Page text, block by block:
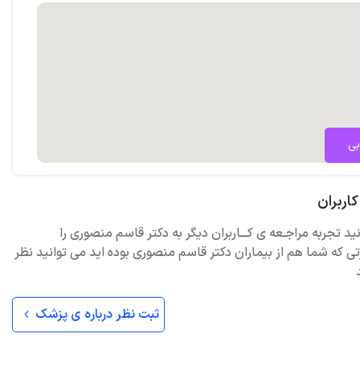
تجربه مراجـعه ی کـــاربران دیگر به دکتر قاسم منصوری را
که شما هم از بیماران دکتر قاسم منصوری بوده اید می توانید نظر
ثبت نظر درباره ی پزشک